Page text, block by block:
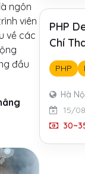
ngôn
viên
về các
đầu
PHP
Chí
PHP
Hà
15/